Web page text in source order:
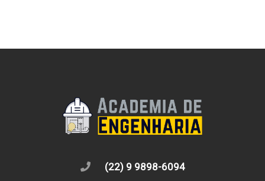
(22) 9 9898-6094